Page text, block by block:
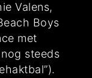
Valens,
Boys
met
steeds